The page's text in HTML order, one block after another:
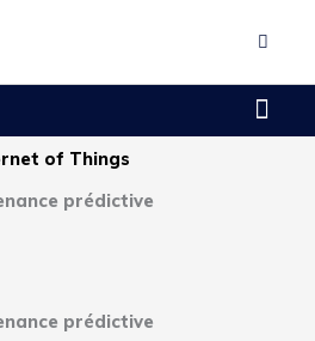
of Things
prédictive
prédictive